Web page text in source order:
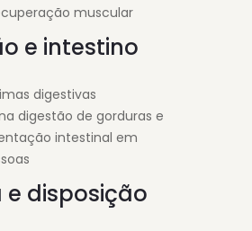
muscular
e intestino
digestivas
digestão de gorduras e
intestinal em
e disposição